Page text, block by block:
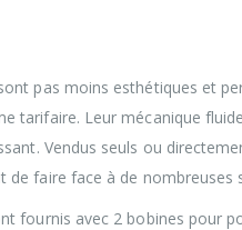
sont pas moins esthétiques et
tarifaire. Leur mécanique
Vendus seuls ou
de faire face à de nombreuses
fournis avec 2 bobines pour